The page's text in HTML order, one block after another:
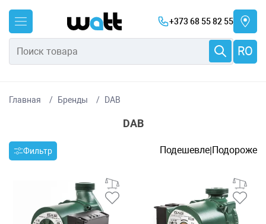
+373 68 55 82 55
RO
Главная Бренды DAB
DAB
Фильтр Подешевле|Подороже